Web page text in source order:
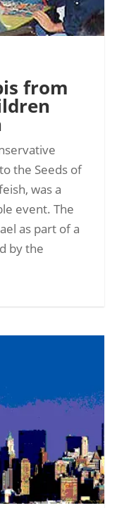
from
the Seeds of
was a
event. The
as part of a
by the